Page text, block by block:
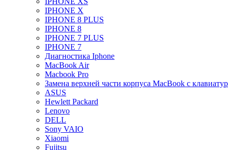
IPHONE X
IPHONE 8 PLUS
IPHONE 8
IPHONE 7 PLUS
IPHONE 7
Диагностика Iphone
MacBook Air
Macbook Pro
Замена верхней части корпуса MacBook с
ASUS
Hewlett Packard
Lenovo
DELL
Sony VAIO
Xiaomi
Fujitsu